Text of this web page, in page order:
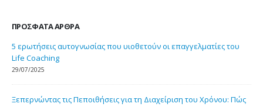
ΠΡΌΣΦΑΤΑ ΆΡΘΡΑ
5 ερωτήσεις αυτογνωσίας που υιοθετούν οι επαγγελματίες του
Life Coaching
29/07/2025
Ξεπερνώντας τις Πεποιθήσεις για τη Διαχείριση του Χρόνου: Πώς